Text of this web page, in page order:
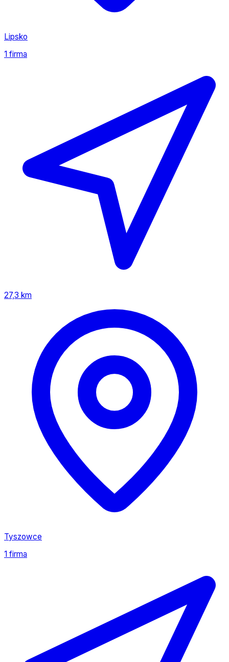
Lipsko
1 firma
27,3 km
Tyszowce
1 firma